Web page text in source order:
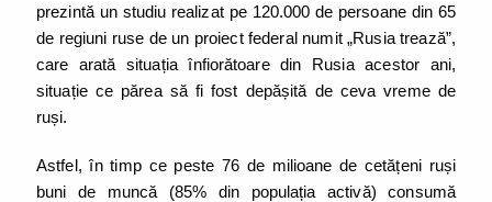
prezintă un studiu realizat pe 120.000 de persoane din 65
de regiuni ruse de un proiect federal numit „Rusia trează”,
care arată situația înfiorătoare din Rusia acestor ani,
situație ce părea să fi fost depășită de ceva vreme de
ruși.
Astfel, în timp ce peste 76 de milioane de cetățeni ruși
buni de muncă (85% din populația activă) consumă